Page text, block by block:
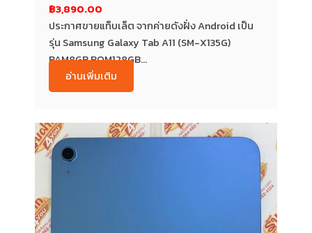
฿3,890.00
ประกาศขายแท็บเล็ต จากค่ายดังฝั่ง Android เป็น
รุ่น Samsung Galaxy Tab A11 (SM-X135G)
RAM8GB ROM128GB...
อ่านเพิ่มเติม